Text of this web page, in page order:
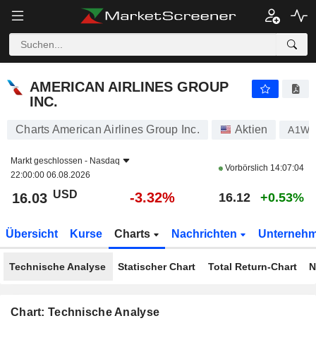
-3.32%
AMERICAN AIRLINES GROUP
INC.
Charts American Airlines Group Inc. Aktien
Markt geschlossen - Nasdaq
22:00:00 06.08.2026
Vorbörslich 14:07:04
16.03 USD -3.32% 16.12 +0.53%
Übersicht Kurse Charts Nachrichten
Technische Analyse Statischer Chart Total Return-Chart
Chart: Technische Analyse